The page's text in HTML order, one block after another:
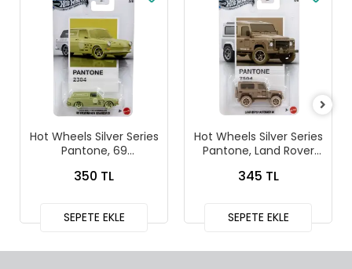
Hot Wheels Silver Series
Pantone, 69
Squareback
350 TL
SEPETE EKLE
Hot Wheels Silver Series
Pantone, Land Rover
345 TL
SEPETE EKLE